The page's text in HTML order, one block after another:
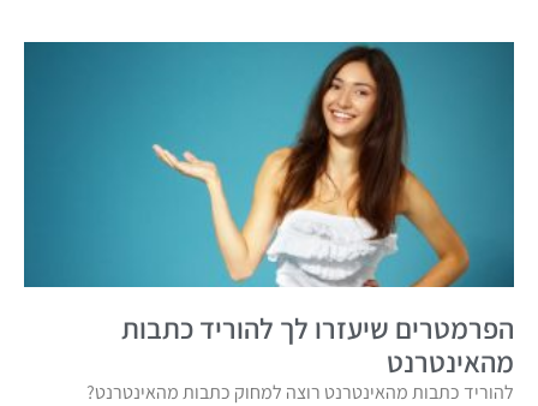
הפרמטרים שיעזרו לך להוריד כתבות
מהאינטרנט
להוריד כתבות מהאינטרנט רוצה למחוק כתבות מהאינטרנט?